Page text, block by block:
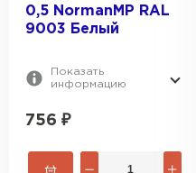
0,5 NormanMP RAL
9003 Белый
Показать
информацию
756 ₽